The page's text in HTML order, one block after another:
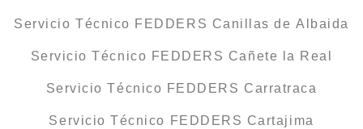
Servicio Técnico FEDDERS Canillas de Albaida
Servicio Técnico FEDDERS Cañete la Real
Servicio Técnico FEDDERS Carratraca
Servicio Técnico FEDDERS Cartajima